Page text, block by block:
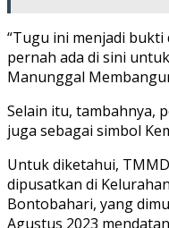
“Tugu ini menjadi bukti
pernah ada di sini
Manunggal
Selain itu, tambahnya,
juga sebagai simbol
Untuk diketahui,
dipusatkan di
Bontobahari, yang
Agustus 2023